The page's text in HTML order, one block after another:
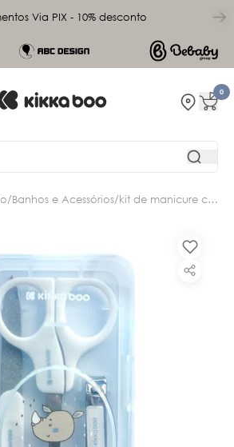
de R$899 (exceto Norte e Nordeste)
0
/Banhos e Acessórios/ kit de manicure com caixa savanna blue kb